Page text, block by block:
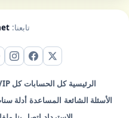
تابعنا:
X (تويتر) فيس
الرئيسية كل الحسابات كل VIP
الأسئلة الشائعة المساعدة أدلة